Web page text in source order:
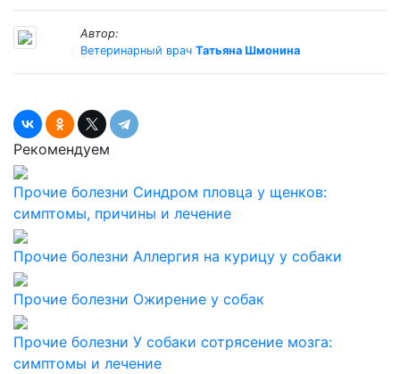
Автор:
Ветеринарный врач Татьяна Шмонина
Рекомендуем
Прочие болезни Синдром пловца у щенков:
симптомы, причины и лечение
Прочие болезни Аллергия на курицу у собаки
Прочие болезни Ожирение у собак
Прочие болезни У собаки сотрясение мозга:
симптомы и лечение